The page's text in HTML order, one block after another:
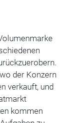
der Konzern
verkauft, und
kommen